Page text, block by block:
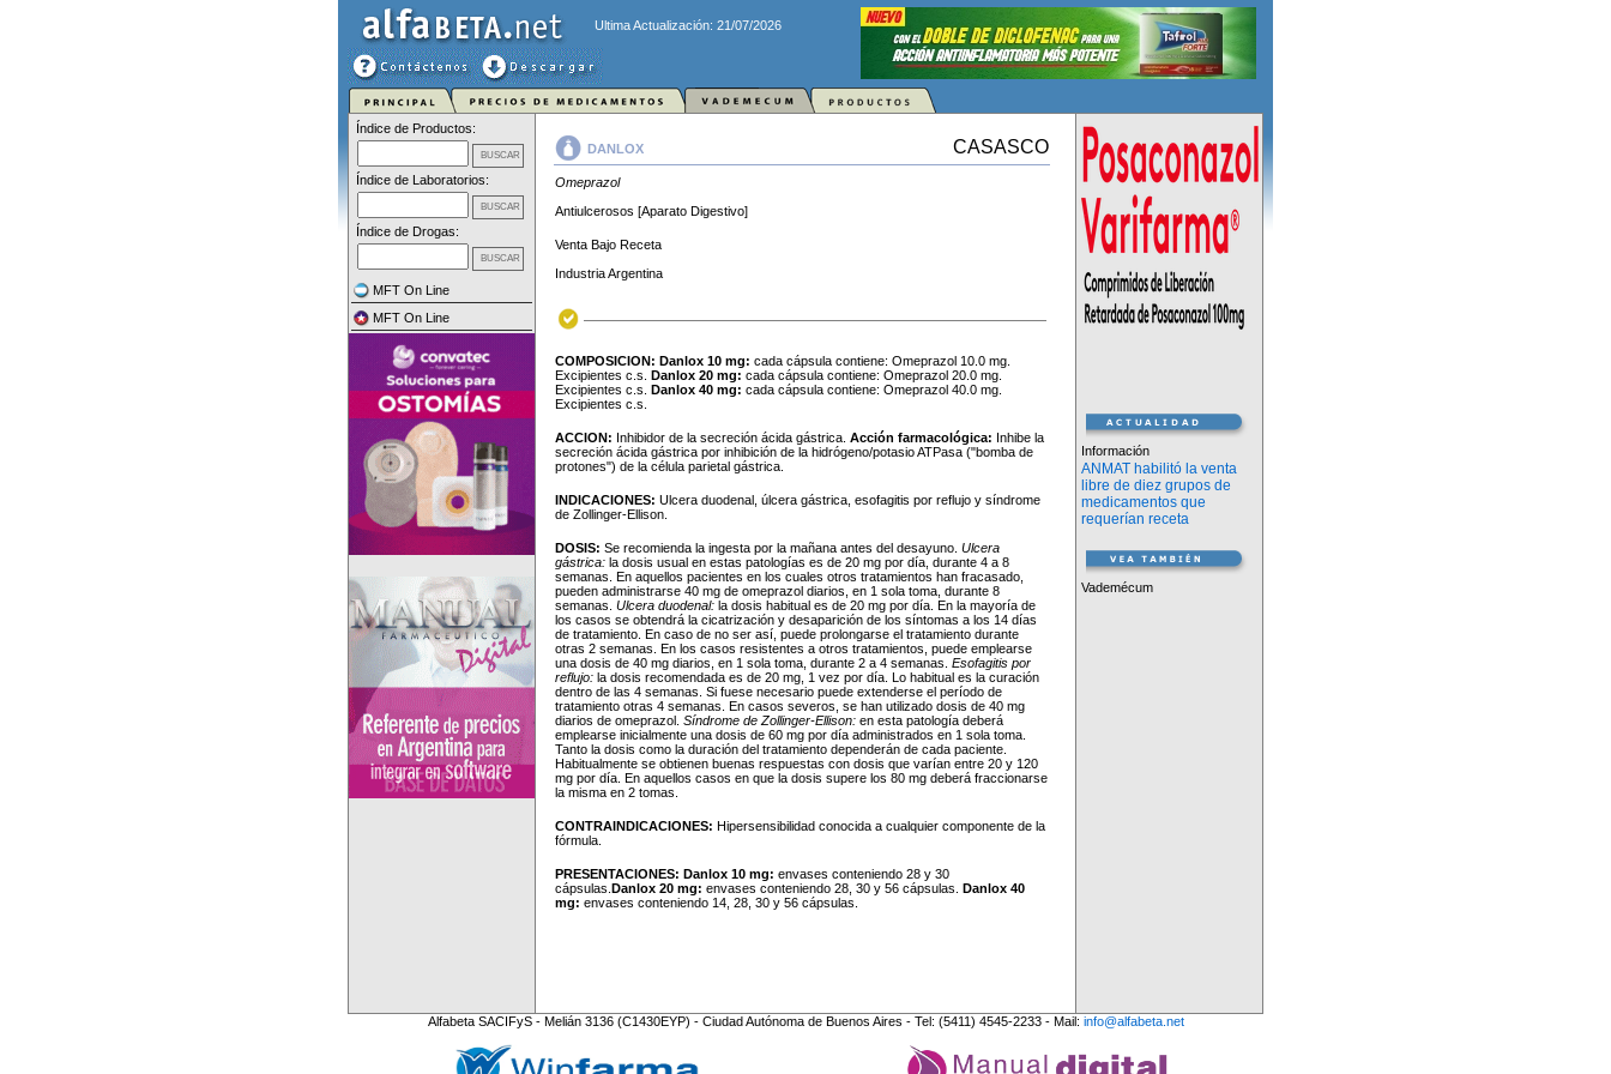
Ultima Actualización: 21/07/2026
Índice de Productos:
Índice de Laboratorios:
Índice de Drogas:
MFT On Line
MFT On Line
DANLOX CASASCO
Omeprazol
Antiulcerosos [Aparato Digestivo]
Venta Bajo Receta
Industria Argentina
COMPOSICION: Danlox 10 mg: cada cápsula contiene: Omeprazol 10.0 mg.
Excipientes c.s. Danlox 20 mg: cada cápsula contiene: Omeprazol 20.0 mg.
Excipientes c.s. Danlox 40 mg: cada cápsula contiene: Omeprazol 40.0 mg.
Excipientes c.s.
ACCION: Inhibidor de la secreción ácida gástrica. Acción farmacológica: Inhibe la
secreción ácida gástrica por inhibición de la hidrógeno/potasio ATPasa ("bomba de
protones") de la célula parietal gástrica.
INDICACIONES: Ulcera duodenal, úlcera gástrica, esofagitis por reflujo y síndrome
de Zollinger-Ellison.
DOSIS: Se recomienda la ingesta por la mañana antes del desayuno. Ulcera
gástrica: la dosis usual en estas patologías es de 20 mg por día, durante 4 a 8
semanas. En aquellos pacientes en los cuales otros tratamientos han fracasado,
pueden administrarse 40 mg de omeprazol diarios, en 1 sola toma, durante 8
semanas. Ulcera duodenal: la dosis habitual es de 20 mg por día. En la mayoría de
los casos se obtendrá la cicatrización y desaparición de los síntomas a los 14 días
de tratamiento. En caso de no ser así, puede prolongarse el tratamiento durante
otras 2 semanas. En los casos resistentes a otros tratamientos, puede emplearse
una dosis de 40 mg diarios, en 1 sola toma, durante 2 a 4 semanas. Esofagitis por
reflujo: la dosis recomendada es de 20 mg, 1 vez por día. Lo habitual es la curación
dentro de las 4 semanas. Si fuese necesario puede extenderse el período de
tratamiento otras 4 semanas. En casos severos, se han utilizado dosis de 40 mg
diarios de omeprazol. Síndrome de Zollinger-Ellison: en esta patología deberá
emplearse inicialmente una dosis de 60 mg por día administrados en 1 sola toma.
Tanto la dosis como la duración del tratamiento dependerán de cada paciente.
Habitualmente se obtienen buenas respuestas con dosis que varían entre 20 y 120
mg por día. En aquellos casos en que la dosis supere los 80 mg deberá fraccionarse
la misma en 2 tomas.
CONTRAINDICACIONES: Hipersensibilidad conocida a cualquier componente de la
fórmula.
PRESENTACIONES: Danlox 10 mg: envases conteniendo 28 y 30
cápsulas. Danlox 20 mg: envases conteniendo 28, 30 y 56 cápsulas. Danlox 40
mg: envases conteniendo 14, 28, 30 y 56 cápsulas.
Información
ANMAT habilitó la venta
libre de diez grupos de
medicamentos que
requerían receta
Vademécum
Alfabeta SACIFyS - Melián 3136 (C1430EYP) - Ciudad Autónoma de Buenos Aires - Tel: (5411) 4545-2233 - Mail: info@alfabeta.net